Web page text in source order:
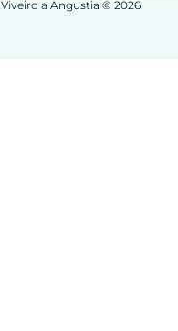
Viveiro a Angustia © 2026